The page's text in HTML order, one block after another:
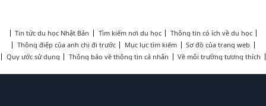
Tin tức du học Nhật Bản Tìm kiếm nơi du học
Thông tin có ích về du học
Thông điệp của anh chị đi trước
Mục lục tìm kiếm
Sơ đồ của trang web
Quy ước sử dụng
Thông báo về thông tin cá nhân Về môi trường tương thích